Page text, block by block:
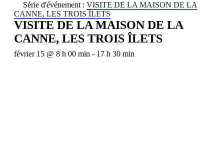
Série d'événement : VISITE DE LA MAISON DE LA
CANNE, LES TROIS ÎLETS
VISITE DE LA MAISON DE LA
CANNE, LES TROIS ÎLETS
février 15 @ 8 h 00 min - 17 h 30 min